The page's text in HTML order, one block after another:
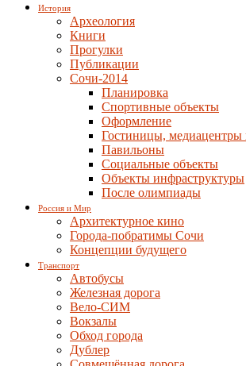
История
Археология
Книги
Прогулки
Публикации
Сочи-2014
Планировка
Спортивные объекты
Оформление
Гостиницы, медиацентры
Павильоны
Социальные объекты
Объекты инфраструктуры
После олимпиады
Россия и Мир
Архитектурное кино
Города-побратимы Сочи
Концепции будущего
Транспорт
Автобусы
Железная дорога
Вело-СИМ
Вокзалы
Обход города
Дублер